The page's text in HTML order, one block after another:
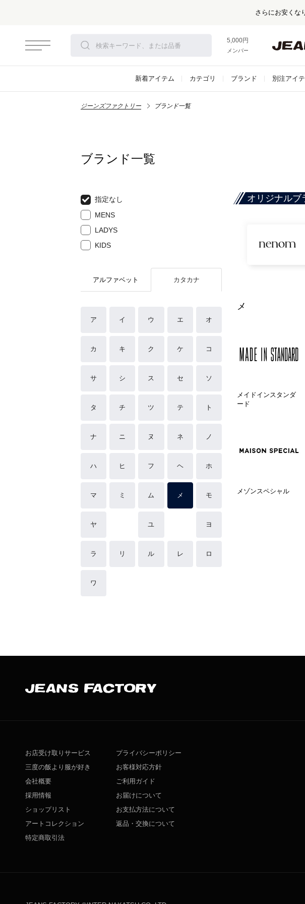
さらにお安くな
5,000円以上お買い上げで送
メンバー登録でお得な情報を
新着アイテム カテゴリ ブランド 別注アイ
ジーンズファクトリー ブランド一覧
ブランド一覧
指定なし
MENS
LADYS
KIDS
アルファベット カタカナ
ア イ ウ エ オ
カ キ ク ケ コ
サ シ ス セ ソ
タ チ ツ テ ト
ナ ニ ヌ ネ ノ
ハ ヒ フ ヘ ホ
マ ミ ム メ モ
ヤ ユ ヨ
ラ リ ル レ ロ
ワ
オリジナルブ
メ
メイドインスタンダ
ード
メゾンスペシャル
お店受け取りサービス
三度の飯より服が好き
会社概要
採用情報
ショップリスト
アートコレクション
特定商取引法
プライバシーポリシー
お客様対応方針
ご利用ガイド
お届けについて
お支払方法について
返品・交換について